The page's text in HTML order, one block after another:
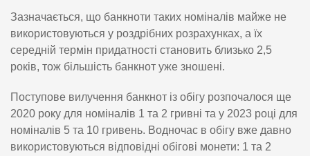
Зазначається, що банкноти таких номіналів майже не
використовуються у роздрібних розрахунках, а їх
середній термін придатності становить близько 2,5
років, тож більшість банкнот уже зношені.
Поступове вилучення банкнот із обігу розпочалося ще
2020 року для номіналів 1 та 2 гривні та у 2023 році для
номіналів 5 та 10 гривень. Водночас в обігу вже давно
використовуються відповідні обігові монети: 1 та 2